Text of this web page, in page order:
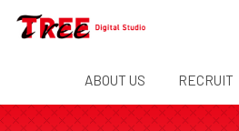
ABOUT US RECRUIT